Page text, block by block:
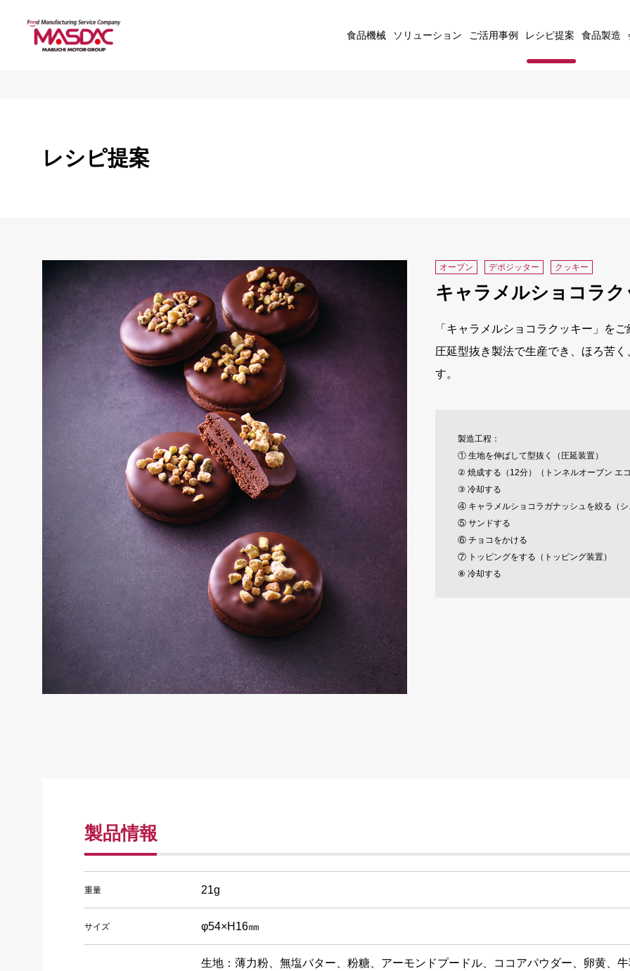
食品機械 ソリューション ご活用事例 レシピ提案 食品製造
レシピ提案
オーブン デポジッター クッキー
キャラメルショコラク
「キャラメルショコラクッキー」を
圧延型抜き製法で生産でき、ほろ苦
す。
製造工程：
① 生地を伸ばして型抜く（圧延装置）
② 焼成する（12分）（トンネルオーブン エ
③ 冷却する
④ キャラメルショコラガナッシュを絞る（
⑤ サンドする
⑥ チョコをかける
⑦ トッピングをする（トッピング装置）
⑧ 冷却する
製品情報
重量 21g
サイズ φ54×H16㎜
生地：薄力粉、無塩バター、粉糖、アーモンドプードル、ココアパウダー、卵黄、